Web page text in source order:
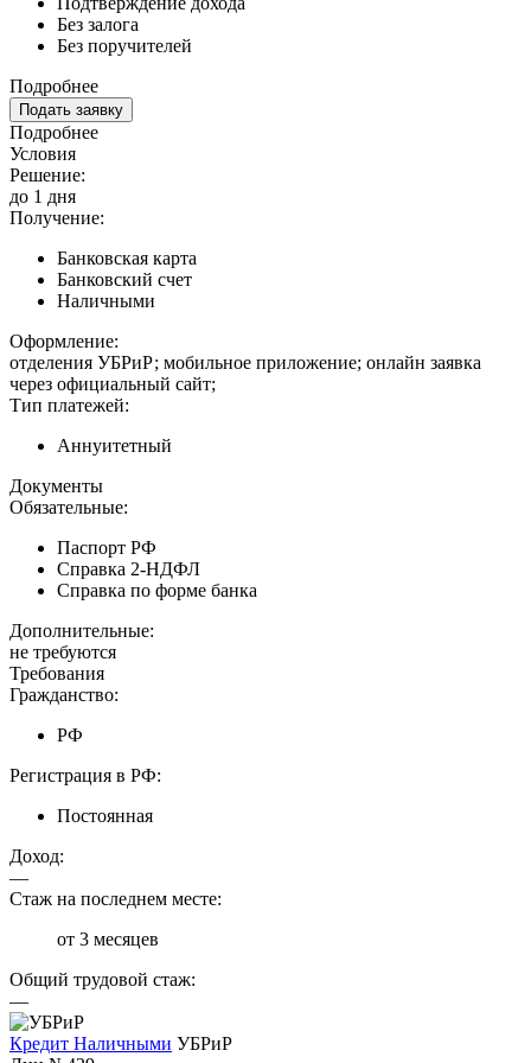
Без залога
Без поручителей
Подробнее
Подать заявку
Подробнее
Условия
Решение:
до 1 дня
Получение:
Банковская карта
Банковский счет
Наличными
Оформление:
отделения УБРиР; мобильное приложение; онлайн заявка
через официальный сайт;
Тип платежей:
Аннуитетный
Документы
Обязательные:
Паспорт РФ
Справка 2-НДФЛ
Справка по форме банка
Дополнительные:
не требуются
Требования
Гражданство:
РФ
Регистрация в РФ:
Постоянная
Доход:
—
Стаж на последнем месте:
от 3 месяцев
Общий трудовой стаж:
—
Кредит Наличными УБРиР